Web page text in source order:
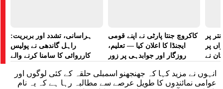
ہراسانی، تشدد اور بربریت:
راہل گاندھی نے پولیس
کارروائی کا سامنا کرنے والے
کاکروچ جنتا پارٹی نے اپنے قومی
ایجنڈا کا اعلان کیا — تعلیم،
روزگار اور جوابدہی پر زور
پر
پر
نے
انہوں نے مزید کہا کہ جھنجھنو اسمبلی حلقہ کے کئی لوگوں اور
عوامی نمائندوں کا طویل عرصے سے مطالبہ رہا ہے کہ یہ نام